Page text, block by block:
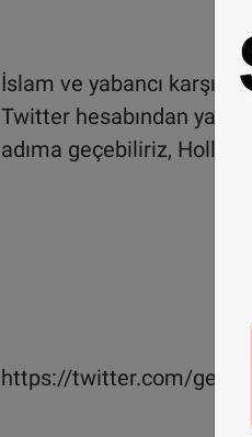
İslam ve yabancı karşıtı
Twitter hesabından
adıma geçebiliriz,
https://twitter.com/